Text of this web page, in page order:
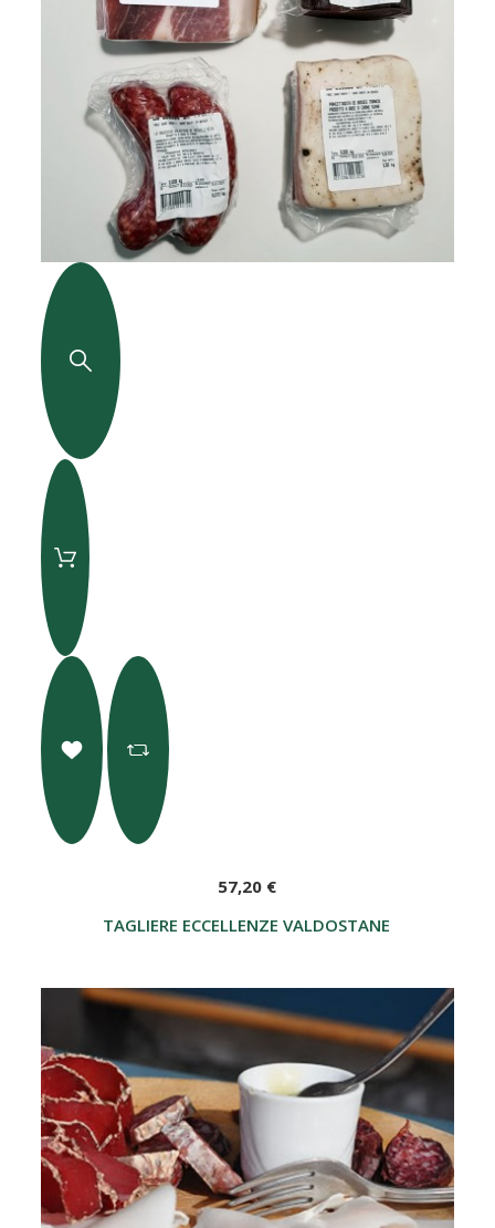
TAGLIERE ECCELLENZE VALDOSTANE "DE
57,20 €